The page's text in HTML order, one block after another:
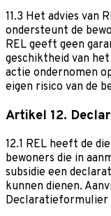
11.3 Het advies
ondersteunt de
REL geeft geen
geschiktheid van
actie ondernomen
eigen risico van de
Artikel 12.
12.1 REL heeft de
bewoners die in
subsidie een
kunnen dienen.
Declaratieformulier